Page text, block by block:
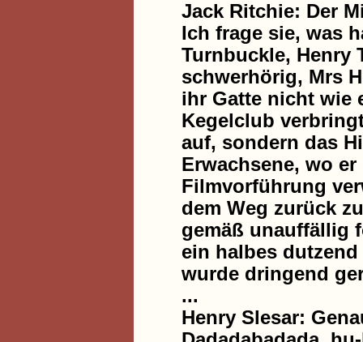
Jack Ritchie: Der
Ich frage sie, was
Turnbuckle, Henry
schwerhörig, Mrs
ihr Gatte nicht wie
Kegelclub
auf, sondern das
Erwachsene, wo
Filmvorführung
dem Weg zurück
gemäß unauffällig
ein halbes
wurde dringend
...
Henry Slesar: